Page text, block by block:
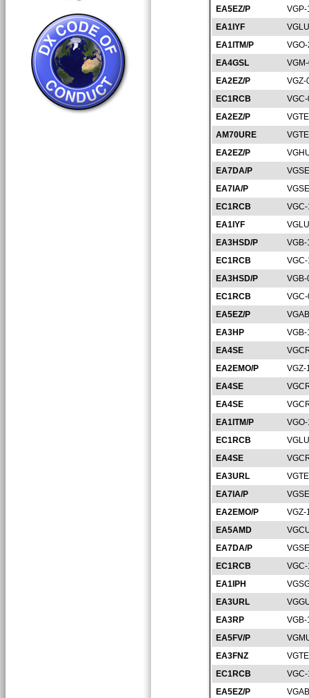
EA5EZ/P
EA1IYF
EA1ITM/P
EA4GSL
EA2EZ/P
VGZ-
EC1RCB
EA2EZ/P
AM70URE
EA2EZ/P
EA7DA/P
EA7IA/P
EC1RCB
EA1IYF
EA3HSD/P
EC1RCB
EA3HSD/P
EC1RCB
EA5EZ/P
EA3HP
EA4SE
EA2EMO/P
VGZ-
EA4SE
EA4SE
EA1ITM/P
EC1RCB
EA4SE
EA3URL
EA7IA/P
EA2EMO/P
VGZ-
EA5AMD
EA7DA/P
EC1RCB
EA1IPH
EA3URL
EA3RP
EA5FV/P
EA3FNZ
EC1RCB
EA5EZ/P